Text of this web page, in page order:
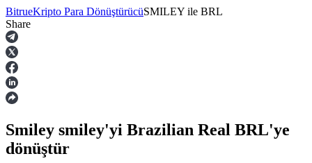
Vadeli İşlemler
BitrueKripto Para DönüştürücüSMILEY ile BRL
Share
Smiley smiley'yi Brazilian Real BRL'ye
dönüştür